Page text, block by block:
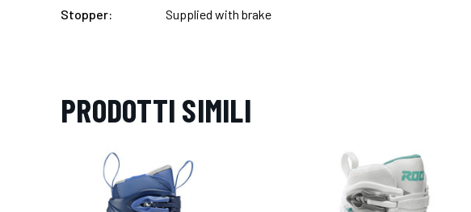
Stopper:
Supplied with brake
PRODOTTI SIMILI